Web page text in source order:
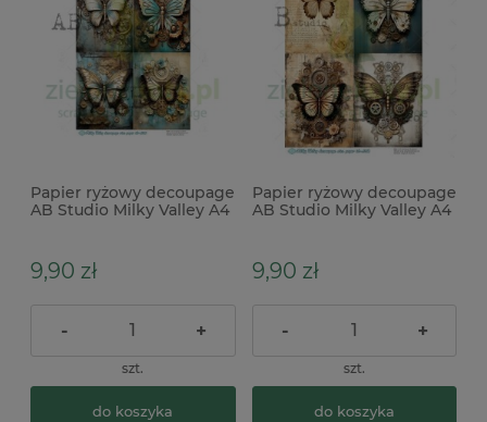
Papier ryżowy decoupage
AB Studio Milky Valley A4
9,90 zł
- +
szt.
do koszyka
Papier ryżowy decoupage
AB Studio Milky Valley A4
9,90 zł
- +
szt.
do koszyka